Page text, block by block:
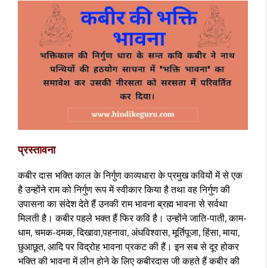
प्रस्तावना
कबीर दास भक्ति काल के निर्गुण काव्यधारा के प्रमुख कवियों में से एक
है उन्होंने राम को निर्गुण रूप में स्वीकार किया है तथा वह निर्गुण की
उपासना का संदेश देते हैं उनकी राम भावना ब्रह्म भावना से सर्वथा
मिलती है। कबीर पहले भक्त हैं फिर कवि है। उन्होंने जाति-पाती, काम-
धाम, चमक-दमक, दिखावा,पहनावा, अंधविश्वास, मूर्तिपूजा, हिंसा, माया,
छुआछूत, आदि पर विद्रोह भावना प्रकट की हैं। इन सब से दूर होकर
भक्ति की भावना में लीन होने के लिए कबीरदास जी कहते हैं कबीर की